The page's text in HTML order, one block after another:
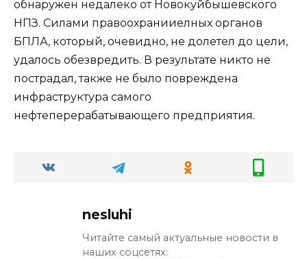
обнаружен недалеко от Новокуйбышевского
НПЗ. Силами правоохранииелных органов
БПЛА, который, очевидно, не долетел до цели,
удалось обезвредить. В результате никто не
пострадал, также не было повреждена
инфраструктура самого
нефтеперерабатывающего предприятия.
nesluhi
Читайте самый актуальные новости в
наших соцсетях: